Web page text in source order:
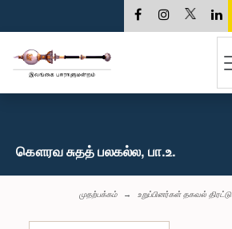
கௌரவ சுதத் பலகல்ல, பா.உ.
முதற்பக்கம் உறுப்பினர்கள் தகவல் திரட்டு